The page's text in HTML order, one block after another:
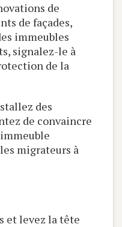
de
de façades,
immeubles
signalez-le à
de la
des
de convaincre
migrateurs à
et levez la tête